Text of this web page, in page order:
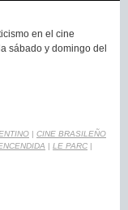
en el cine
sábado y domingo del
| CINE BRASILEÑO
| LE PARC |